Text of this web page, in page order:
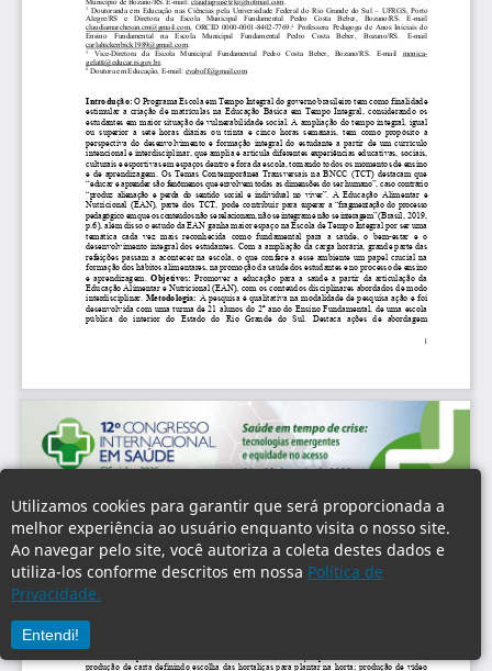
Utilizamos cookies para garantir que será proporcionada a
melhor experiência ao usuário enquanto visita o nosso site.
Ao navegar pelo site, você autoriza a coleta destes dados e
utiliza-los conforme descritos em nossa Política de
Privacidade.
Entendi!